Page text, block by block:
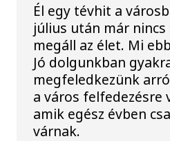
Él egy tévhit a
július után már nincs
megáll az élet. Mi
Jó dolgunkban
megfeledkezünk
a város felfedezésre
amik egész évben
várnak.